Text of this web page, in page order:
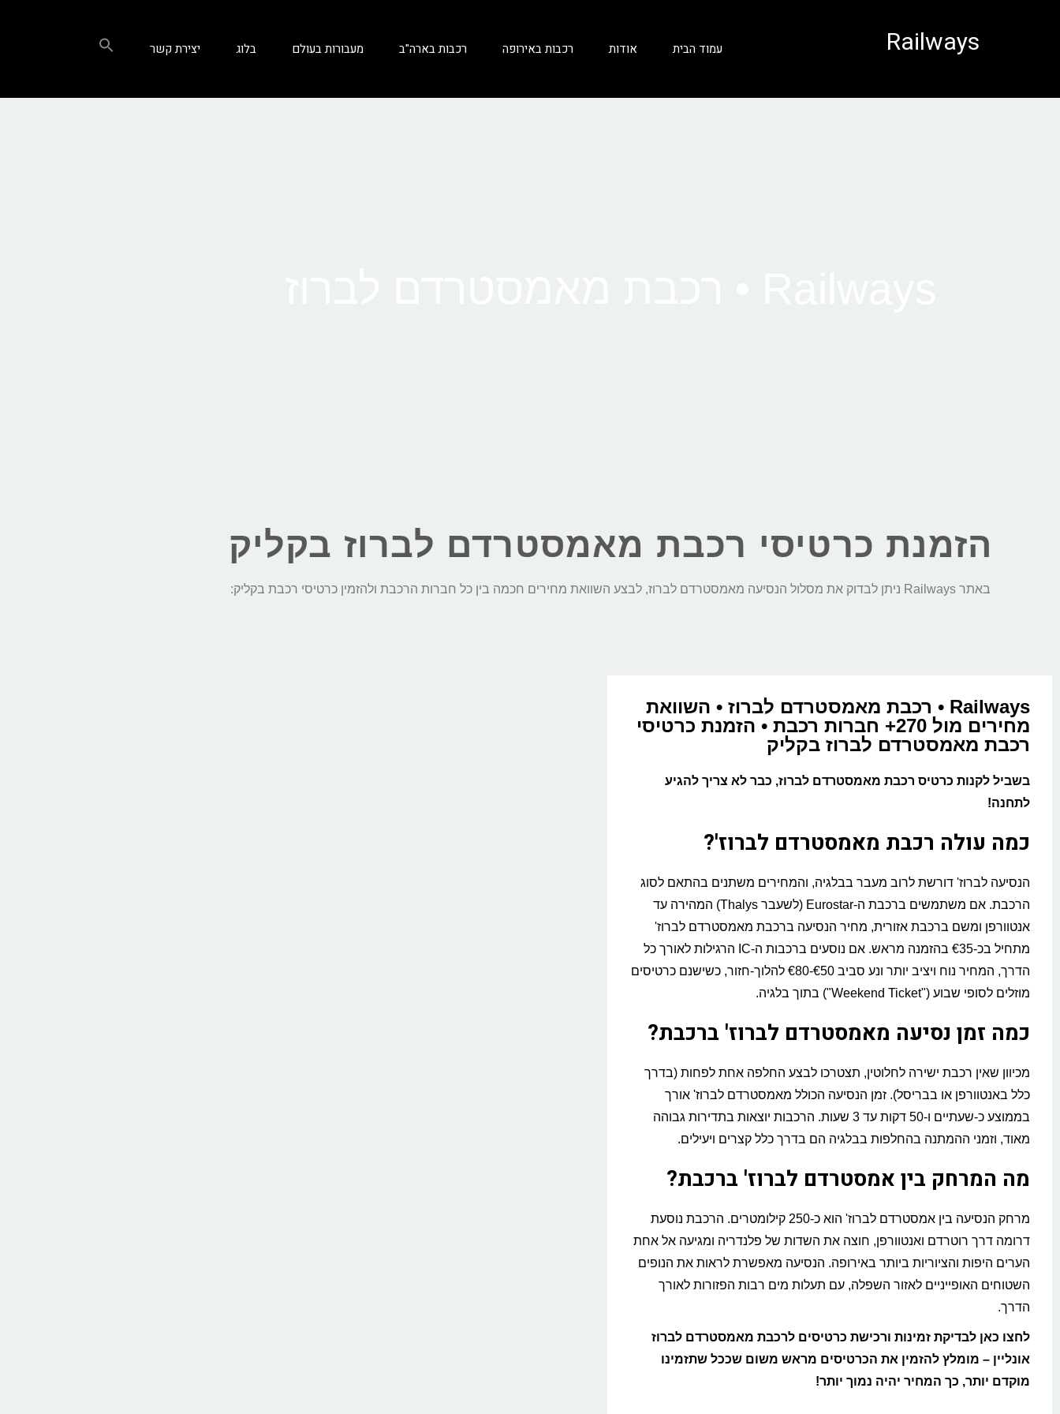
Railways עמוד הבית אודות רכבות באירופה רכבות בארה"ב מעבורות בעולם בלוג יצירת קשר
הזמנת כרטיסי רכבת מאמסטרדם לברוז בקליק
באתר Railways ניתן לבדוק את מסלול הנסיעה מאמסטרדם לברוז, לבצע השוואת מחירים חכמה בין כל חברות הרכבת ולהזמין כרטיסי רכבת בקליק:
Railways • רכבת מאמסטרדם לברוז • השוואת
מחירים מול 270+ חברות רכבת • הזמנת כרטיסי
רכבת מאמסטרדם לברוז בקליק
בשביל לקנות כרטיס רכבת מאמסטרדם לברוז, כבר לא צריך להגיע
לתחנה!
כמה עולה רכבת מאמסטרדם לברוז'?
הנסיעה לברוז' דורשת לרוב מעבר בבלגיה, והמחירים משתנים בהתאם לסוג
הרכבת. אם משתמשים ברכבת ה-Eurostar (לשעבר Thalys) המהירה עד
אנטוורפן ומשם ברכבת אזורית, מחיר הנסיעה ברכבת מאמסטרדם לברוז'
מתחיל בכ-€35 בהזמנה מראש. אם נוסעים ברכבות ה-IC הרגילות לאורך כל
הדרך, המחיר נוח ויציב יותר ונע סביב €50-€80 להלוך-חזור, כשישנם כרטיסים
מוזלים לסופי שבוע ("Weekend Ticket") בתוך בלגיה.
כמה זמן נסיעה מאמסטרדם לברוז' ברכבת?
מכיוון שאין רכבת ישירה לחלוטין, תצטרכו לבצע החלפה אחת לפחות (בדרך
כלל באנטוורפן או בבריסל). זמן הנסיעה הכולל מאמסטרדם לברוז' אורך
בממוצע כ-שעתיים ו-50 דקות עד 3 שעות. הרכבות יוצאות בתדירות גבוהה
מאוד, וזמני ההמתנה בהחלפות בבלגיה הם בדרך כלל קצרים ויעילים.
מה המרחק בין אמסטרדם לברוז' ברכבת?
מרחק הנסיעה בין אמסטרדם לברוז' הוא כ-250 קילומטרים. הרכבת נוסעת
דרומה דרך רוטרדם ואנטוורפן, חוצה את השדות של פלנדריה ומגיעה אל אחת
הערים היפות והציוריות ביותר באירופה. הנסיעה מאפשרת לראות את הנופים
השטוחים האופייניים לאזור השפלה, עם תעלות מים רבות הפזורות לאורך
הדרך.
לחצו כאן לבדיקת זמינות ורכישת כרטיסים לרכבת מאמסטרדם לברוז
אונליין – מומלץ להזמין את הכרטיסים מראש משום שככל שתזמינו
מוקדם יותר, כך המחיר יהיה נמוך יותר!